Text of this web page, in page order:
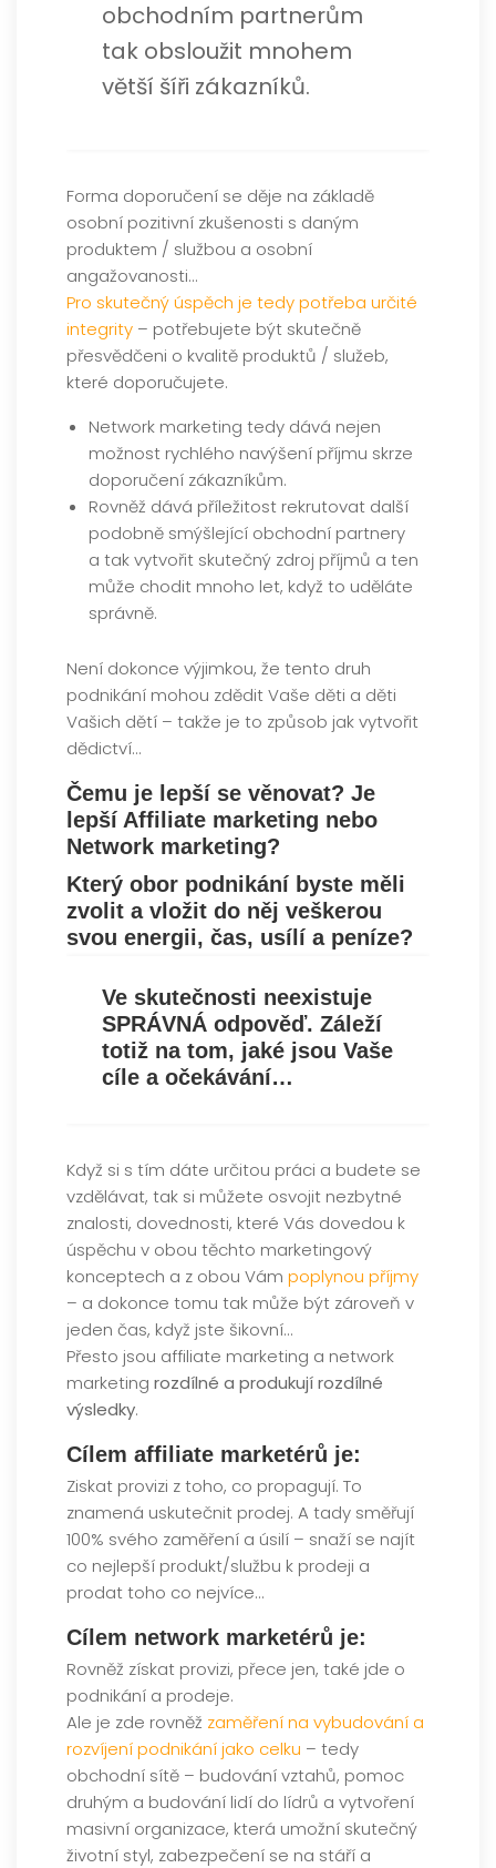
obchodním partnerům
tak obsloužit mnohem
větší šíři zákazníků.
Forma doporučení se děje na základě
osobní pozitivní zkušenosti s daným
produktem / službou a osobní
angažovanosti…
Pro skutečný úspěch je tedy potřeba určité
integrity – potřebujete být skutečně
přesvědčeni o kvalitě produktů / služeb,
které doporučujete.
Network marketing tedy dává nejen
možnost rychlého navýšení příjmu skrze
doporučení zákazníkům.
Rovněž dává příležitost rekrutovat další
podobně smýšlející obchodní partnery
a tak vytvořit skutečný zdroj příjmů a ten
může chodit mnoho let, když to uděláte
správně.
Není dokonce výjimkou, že tento druh
podnikání mohou zdědit Vaše děti a děti
Vašich dětí – takže je to způsob jak vytvořit
dědictví…
Čemu je lepší se věnovat? Je
lepší Affiliate marketing nebo
Network marketing?
Který obor podnikání byste měli
zvolit a vložit do něj veškerou
svou energii, čas, usílí a peníze?
Ve skutečnosti neexistuje
SPRÁVNÁ odpověď. Záleží
totiž na tom, jaké jsou Vaše
cíle a očekávání…
Když si s tím dáte určitou práci a budete se
vzdělávat, tak si můžete osvojit nezbytné
znalosti, dovednosti, které Vás dovedou k
úspěchu v obou těchto marketingový
konceptech a z obou Vám poplynou příjmy
– a dokonce tomu tak může být zároveň v
jeden čas, když jste šikovní…
Přesto jsou affiliate marketing a network
marketing rozdílné a produkují rozdílné
výsledky.
Cílem affiliate marketérů je:
Ziskat provizi z toho, co propagují. To
znamená uskutečnit prodej. A tady směřují
100% svého zaměření a úsilí – snaží se najít
co nejlepší produkt/službu k prodeji a
prodat toho co nejvíce…
Cílem network marketérů je:
Rovněž získat provizi, přece jen, také jde o
podnikání a prodeje.
Ale je zde rovněž zaměření na vybudování a
rozvíjení podnikání jako celku – tedy
obchodní sítě – budování vztahů, pomoc
druhým a budování lidí do lídrů a vytvoření
masivní organizace, která umožní skutečný
životní styl, zabezpečení se na stáří a